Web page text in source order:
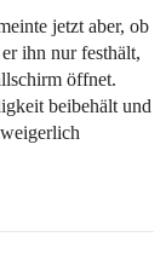
jetzt aber, ob
ihn nur festhält,
öffnet.
beibehält und